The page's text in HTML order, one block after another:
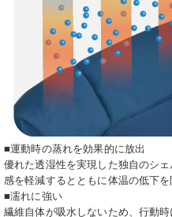
■運動時の蒸れを効果的に放出
優れた透湿性を実現した独自のシ
感を軽減するとともに体温の低下を
■濡れに強い
繊維自体が吸水しないため、行動